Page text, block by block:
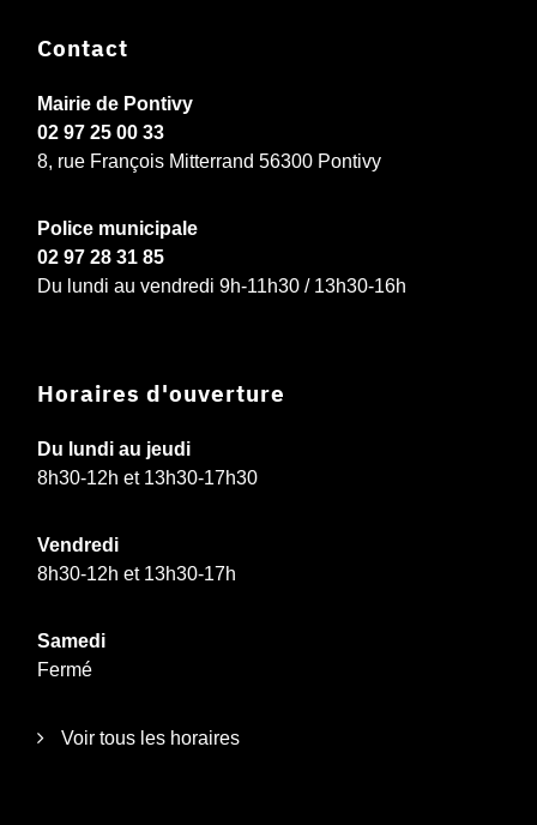
Contact
Mairie de Pontivy
02 97 25 00 33
8, rue François Mitterrand 56300 Pontivy
Police municipale
02 97 28 31 85
Du lundi au vendredi 9h-11h30 / 13h30-16h
Horaires d'ouverture
Du lundi au jeudi
8h30-12h et 13h30-17h30
Vendredi
8h30-12h et 13h30-17h
Samedi
Fermé
Voir tous les horaires